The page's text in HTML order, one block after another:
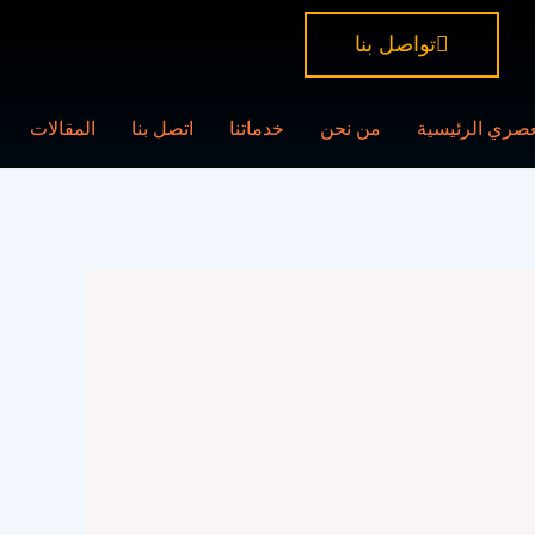
تواصل بنا
الرئيسية من نحن خدماتنا اتصل بنا المقالات